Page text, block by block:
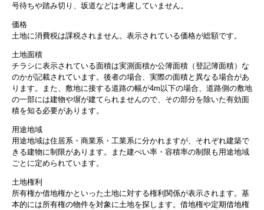
号待ちや踏み切り、坂道などは考慮していません。
価格
土地に消費税は課税されません。表示されている価格が総額です。
土地面積
チラシに表示されている面積は実測面積か公簿面積（登記簿面積）な
のかが記載されています。後者の場合、実際の面積と異なる場合があ
ります。また、敷地に接する道路の幅が4m以下の場合、道路側の敷地
の一部には建物や塀が建てられませんので、その部分を除いた有効面
積を知る必要があります。
用途地域
用途地域は住居系・商業系・工業系に分かれますが、それぞれ建築で
きる建物に制限があります。また建ぺい率・容積率の制限も用途地域
ごとに定められています。
土地権利
所有権か借地権かといった土地に対する権利関係が表示されます。基
本的には所有権の物件を対象に土地を探します。借地権や定期借地権